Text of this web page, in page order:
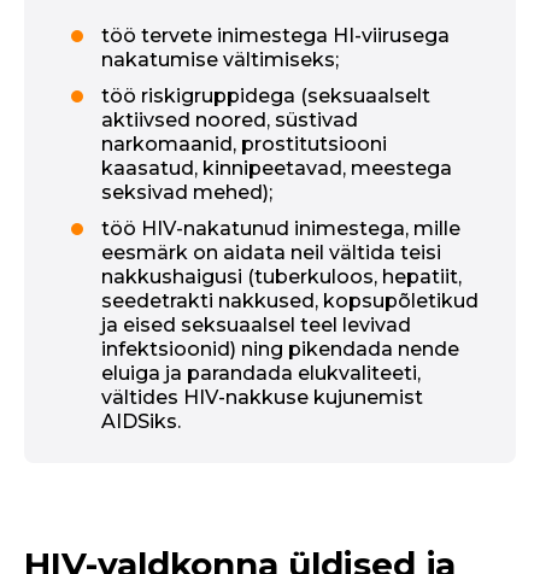
töö tervete inimestega HI-viirusega
nakatumise vältimiseks;
töö riskigruppidega (seksuaalselt
aktiivsed noored, süstivad
narkomaanid, prostitutsiooni
kaasatud, kinnipeetavad, meestega
seksivad mehed);
töö HIV-nakatunud inimestega, mille
eesmärk on aidata neil vältida teisi
nakkushaigusi (tuberkuloos, hepatiit,
seedetrakti nakkused, kopsupõletikud
ja eised seksuaalsel teel levivad
infektsioonid) ning pikendada nende
eluiga ja parandada elukvaliteeti,
vältides HIV-nakkuse kujunemist
AIDSiks.
HIV-valdkonna üldised ja